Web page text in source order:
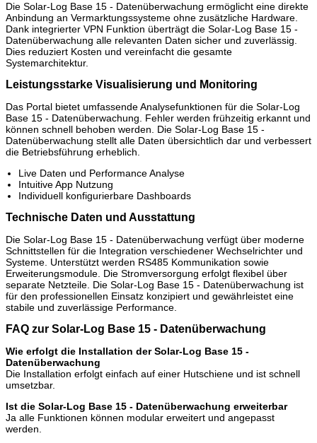
Die Solar-Log Base 15 - Datenüberwachung ermöglicht eine direkte
Anbindung an Vermarktungssysteme ohne zusätzliche Hardware.
Dank integrierter VPN Funktion überträgt die Solar-Log Base 15 -
Datenüberwachung alle relevanten Daten sicher und zuverlässig.
Dies reduziert Kosten und vereinfacht die gesamte
Systemarchitektur.
Leistungsstarke Visualisierung und Monitoring
Das Portal bietet umfassende Analysefunktionen für die Solar-Log
Base 15 - Datenüberwachung. Fehler werden frühzeitig erkannt und
können schnell behoben werden. Die Solar-Log Base 15 -
Datenüberwachung stellt alle Daten übersichtlich dar und verbessert
die Betriebsführung erheblich.
Live Daten und Performance Analyse
Intuitive App Nutzung
Individuell konfigurierbare Dashboards
Technische Daten und Ausstattung
Die Solar-Log Base 15 - Datenüberwachung verfügt über moderne
Schnittstellen für die Integration verschiedener Wechselrichter und
Systeme. Unterstützt werden RS485 Kommunikation sowie
Erweiterungsmodule. Die Stromversorgung erfolgt flexibel über
separate Netzteile. Die Solar-Log Base 15 - Datenüberwachung ist
für den professionellen Einsatz konzipiert und gewährleistet eine
stabile und zuverlässige Performance.
FAQ zur Solar-Log Base 15 - Datenüberwachung
Wie erfolgt die Installation der Solar-Log Base 15 -
Datenüberwachung
Die Installation erfolgt einfach auf einer Hutschiene und ist schnell
umsetzbar.
Ist die Solar-Log Base 15 - Datenüberwachung erweiterbar
Ja alle Funktionen können modular erweitert und angepasst
werden.